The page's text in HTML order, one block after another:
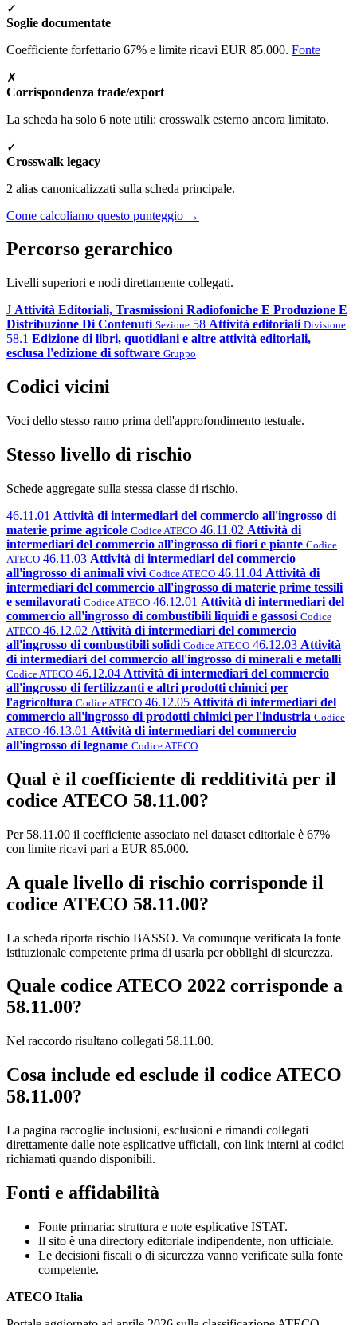
✓
Soglie documentate
Coefficiente forfettario 67% e limite ricavi EUR 85.000. Fonte
✗
Corrispondenza trade/export
La scheda ha solo 6 note utili: crosswalk esterno ancora limitato.
✓
Crosswalk legacy
2 alias canonicalizzati sulla scheda principale.
Come calcoliamo questo punteggio →
Percorso gerarchico
Livelli superiori e nodi direttamente collegati.
J Attività Editoriali, Trasmissioni Radiofoniche E Produzione E
Distribuzione Di Contenuti Sezione 58 Attività editoriali Divisione
58.1 Edizione di libri, quotidiani e altre attività editoriali,
esclusa l'edizione di software Gruppo
Codici vicini
Voci dello stesso ramo prima dell'approfondimento testuale.
Stesso livello di rischio
Schede aggregate sulla stessa classe di rischio.
46.11.01 Attività di intermediari del commercio all'ingrosso di
materie prime agricole Codice ATECO 46.11.02 Attività di
intermediari del commercio all'ingrosso di fiori e piante Codice
ATECO 46.11.03 Attività di intermediari del commercio
all'ingrosso di animali vivi Codice ATECO 46.11.04 Attività di
intermediari del commercio all'ingrosso di materie prime tessili
e semilavorati Codice ATECO 46.12.01 Attività di intermediari del
commercio all'ingrosso di combustibili liquidi e gassosi Codice
ATECO 46.12.02 Attività di intermediari del commercio
all'ingrosso di combustibili solidi Codice ATECO 46.12.03 Attività
di intermediari del commercio all'ingrosso di minerali e metalli
Codice ATECO 46.12.04 Attività di intermediari del commercio
all'ingrosso di fertilizzanti e altri prodotti chimici per
l'agricoltura Codice ATECO 46.12.05 Attività di intermediari del
commercio all'ingrosso di prodotti chimici per l'industria Codice
ATECO 46.13.01 Attività di intermediari del commercio
all'ingrosso di legname Codice ATECO
Qual è il coefficiente di redditività per il
codice ATECO 58.11.00?
Per 58.11.00 il coefficiente associato nel dataset editoriale è 67%
con limite ricavi pari a EUR 85.000.
A quale livello di rischio corrisponde il
codice ATECO 58.11.00?
La scheda riporta rischio BASSO. Va comunque verificata la fonte
istituzionale competente prima di usarla per obblighi di sicurezza.
Quale codice ATECO 2022 corrisponde a
58.11.00?
Nel raccordo risultano collegati 58.11.00.
Cosa include ed esclude il codice ATECO
58.11.00?
La pagina raccoglie inclusioni, esclusioni e rimandi collegati
direttamente dalle note esplicative ufficiali, con link interni ai codici
richiamati quando disponibili.
Fonti e affidabilità
Fonte primaria: struttura e note esplicative ISTAT.
Il sito è una directory editoriale indipendente, non ufficiale.
Le decisioni fiscali o di sicurezza vanno verificate sulla fonte
competente.
ATECO Italia